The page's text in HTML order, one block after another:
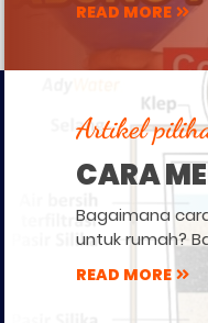
READ MORE
Artikel
CARA
Bagaimana
untuk rumah?
READ MORE